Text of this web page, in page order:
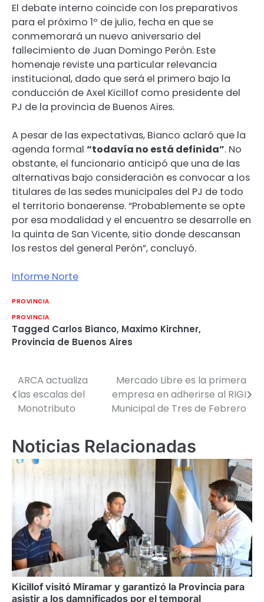
El debate interno coincide con los preparativos
para el próximo 1º de julio, fecha en que se
conmemorará un nuevo aniversario del
fallecimiento de Juan Domingo Perón. Este
homenaje reviste una particular relevancia
institucional, dado que será el primero bajo la
conducción de Axel Kicillof como presidente del
PJ de la provincia de Buenos Aires.
A pesar de las expectativas, Bianco aclaró que la
agenda formal “todavía no está definida”. No
obstante, el funcionario anticipó que una de las
alternativas bajo consideración es convocar a los
titulares de las sedes municipales del PJ de todo
el territorio bonaerense. “Probablemente se opte
por esa modalidad y el encuentro se desarrolle en
la quinta de San Vicente, sitio donde descansan
los restos del general Perón”, concluyó.
Informe Norte
PROVINCIA
PROVINCIA
Tagged Carlos Bianco, Maximo Kirchner,
Provincia de Buenos Aires
Navegación
de
ARCA actualiza
las escalas del
Monotributo
Mercado Libre es la primera
empresa en adherirse al RIGI
Municipal de Tres de Febrero
Noticias Relacionadas
Kicillof visitó Miramar y garantizó la Provincia para
asistir a los damnificados por el temporal